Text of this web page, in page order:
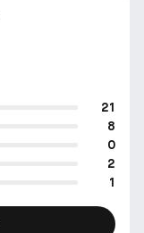
21
8
0
2
1